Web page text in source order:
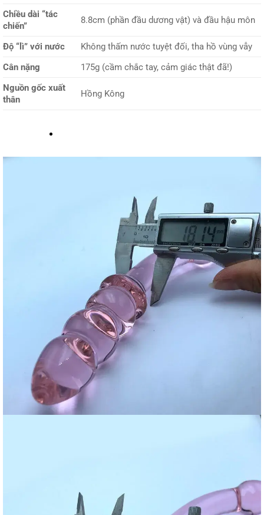
Chiều dài “tác
chiến”
8.8cm (phần đầu dương vật) và đầu hậu môn
Độ “lì” với nước
Không thấm nước tuyệt đối, tha hồ vùng vẫy
Cân nặng
175g (cầm chắc tay, cảm giác thật đã!)
Nguồn gốc xuất
thân
Hồng Kông